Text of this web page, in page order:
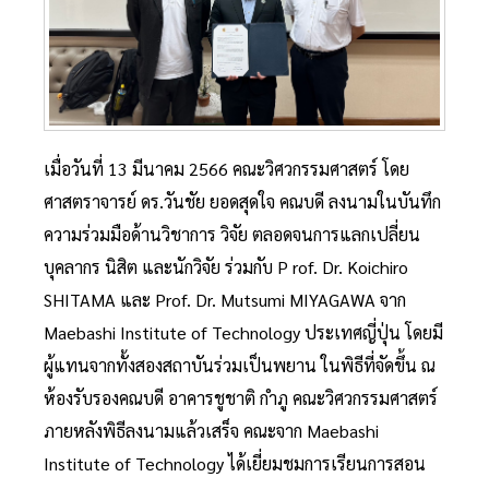
เมื่อวันที่ 13 มีนาคม 2566 คณะวิศวกรรมศาสตร์ โดย
ศาสตราจารย์ ดร.วันชัย ยอดสุดใจ คณบดี ลงนามในบันทึก
ความร่วมมือด้านวิชาการ วิจัย ตลอดจนการแลกเปลี่ยน
บุคลากร นิสิต และนักวิจัย ร่วมกับ P rof. Dr. Koichiro
SHITAMA และ Prof. Dr. Mutsumi MIYAGAWA จาก
Maebashi Institute of Technology ประเทศญี่ปุ่น โดยมี
ผู้แทนจากทั้งสองสถาบันร่วมเป็นพยาน ในพิธีที่จัดขึ้น ณ
ห้องรับรองคณบดี อาคารชูชาติ กำภู คณะวิศวกรรมศาสตร์
ภายหลังพิธีลงนามแล้วเสร็จ คณะจาก Maebashi
Institute of Technology ได้เยี่ยมชมการเรียนการสอน